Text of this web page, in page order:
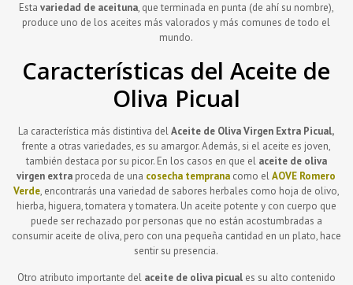
Esta variedad de aceituna, que terminada en punta (de ahí su nombre),
produce uno de los aceites más valorados y más comunes de todo el
mundo.
Características del Aceite de
Oliva Picual
La característica más distintiva delAceite de Oliva Virgen Extra Picual,
frente a otras variedades, es su amargor. Además, si el aceite es joven,
también destaca por su picor. En los casos en que el aceite de oliva
virgen extra proceda de una cosecha temprana como elAOVE Romero
Verde, encontrarás una variedad de sabores herbales como hoja de olivo,
hierba, higuera, tomatera y tomatera. Un aceite potente y con cuerpo que
puede ser rechazado por personas que no están acostumbradas a
consumir aceite de oliva, pero con una pequeña cantidad en un plato, hace
sentir su presencia.
Otro atributo importante del aceite de oliva picual es su alto contenido